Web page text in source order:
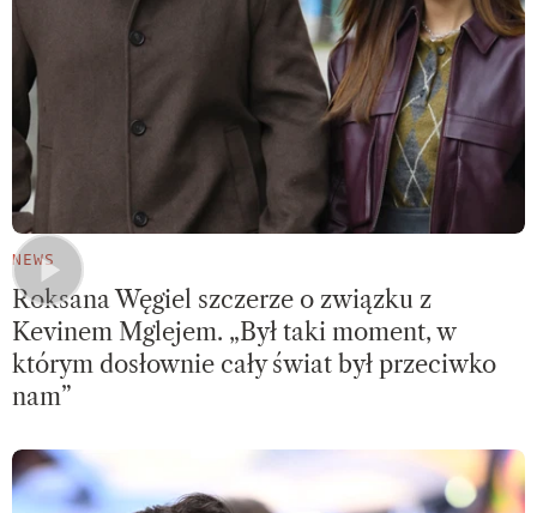
NEWS
Roksana Węgiel szczerze o związku z
Kevinem Mglejem. „Był taki moment, w
którym dosłownie cały świat był przeciwko
nam”